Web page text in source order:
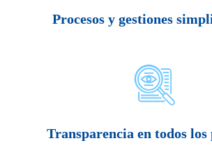
Procesos y gestiones
Transparencia en todos los